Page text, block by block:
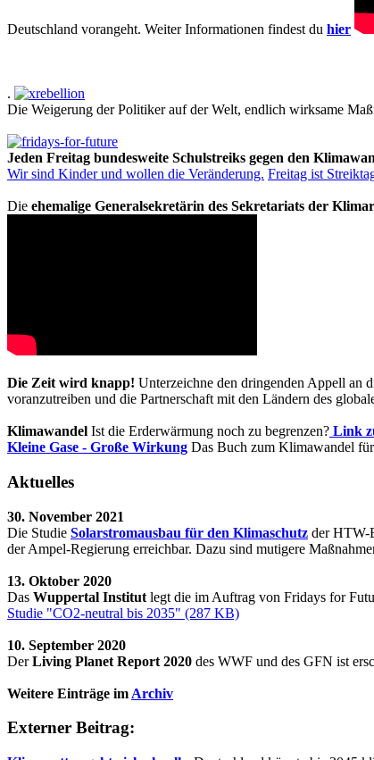
Deutschland vorangeht. Weiter Informationen findest du hier
.
Die Weigerung der Politiker auf der Welt, endlich wirksame
Jeden Freitag bundesweite Schulstreiks gegen den
Wir sind Kinder und wollen die Veränderung. Freitag ist
Die ehemalige Generalsekretärin des Sekretariats der
Die Zeit wird knapp! Unterzeichne den dringenden Appell an
voranzutreiben und die Partnerschaft mit den Ländern des
Klimawandel Ist die Erderwärmung noch zu begrenzen? Link
Kleine Gase - Große Wirkung Das Buch zum Klimawandel
Aktuelles
30. November 2021
Die Studie Solarstromausbau für den Klimaschutz der HTW-
der Ampel-Regierung erreichbar. Dazu sind mutigere
13. Oktober 2020
Das Wuppertal Institut legt die im Auftrag von Fridays for
Studie "CO2-neutral bis 2035" (287 KB)
10. September 2020
DerLiving Planet Report 2020 des WWF und des GFN ist
Weitere Einträge im Archiv
Externer Beitrag: